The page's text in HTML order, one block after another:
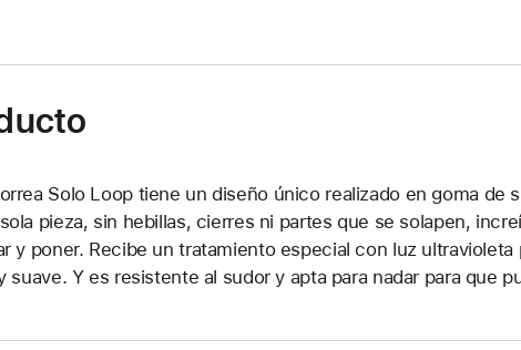
Solo Loop tiene un diseño único realizado en goma de
pieza, sin hebillas, cierres ni partes que se solapen,
y poner. Recibe un tratamiento especial con luz
suave. Y es resistente al sudor y apta para nadar para que